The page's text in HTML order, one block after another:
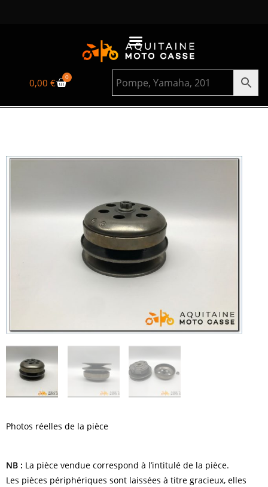
0,00€ 0
Photos réelles de la pièce
NB : La pièce vendue correspond à l’intitulé de la pièce.
Les pièces périphériques sont laissées à titre gracieux, elles